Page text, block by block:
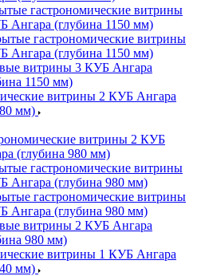
гастрономические витрины
Ангара (глубина 1150 мм)
гастрономические витрины
Ангара (глубина 1150 мм)
витрины 3 КУБ Ангара
1150 мм)
витрины 2 КУБ Ангара
мм)
витрины 2 КУБ
(глубина 980 мм)
гастрономические витрины
Ангара (глубина 980 мм)
гастрономические витрины
Ангара (глубина 980 мм)
витрины 2 КУБ Ангара
980 мм)
витрины 1 КУБ Ангара
мм)